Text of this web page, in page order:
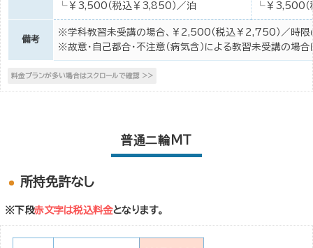
└￥3,500（税込￥3,850）／泊
└￥3,500（
備考
※学科教習未受講の場合、￥2,500（税込￥2,750）／時限
※故意・自己都合・不注意（病気含）による教習未受講の場
普通二輪MT
所持免許なし
※下段赤文字は税込料金となります。